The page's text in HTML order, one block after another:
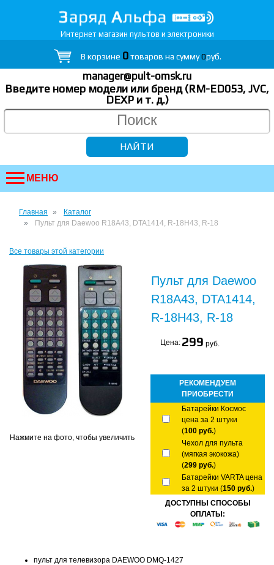
Интернет магазин пультов и электроники
В корзине 0товаров на сумму0руб.
manager@pult-omsk.ru
Введите номер модели или бренд (RM-ED053, JVC,
DEXP и т. д.)
МЕНЮ
Главная
Каталог
Пульт для Daewoo R18A43, DTA1414, R-18H43, R-18
Все товары этой категории
Нажмите на фото, чтобы увеличить
Пульт для Daewoo
R18A43, DTA1414,
R-18H43, R-18
Цена: 299 руб.
РЕКОМЕНДУЕМ
ПРИОБРЕСТИ
Батарейки Космос
цена за 2 штуки
(100 руб.)
Чехол для пульта
(мягкая экокожа)
(299 руб.)
Батарейки VARTA цена
за 2 штуки (150 руб.)
ДОСТУПНЫ СПОСОБЫ
ОПЛАТЫ:
пульт для телевизора DAEWOO DMQ-1427